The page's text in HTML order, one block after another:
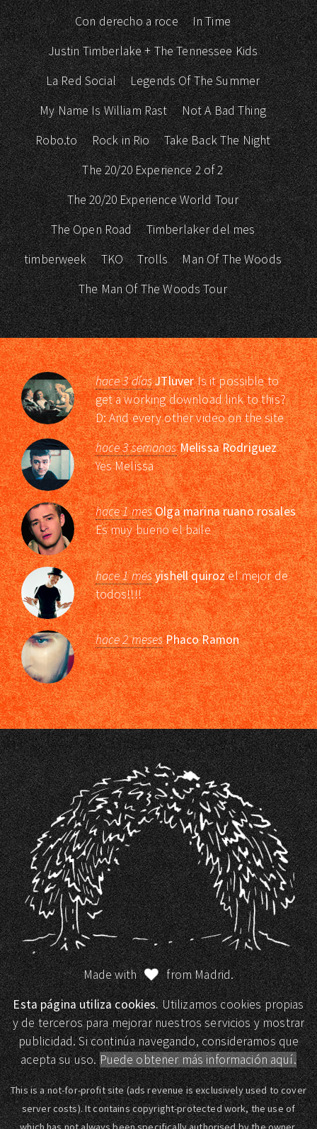
Con derecho a roce
In Time
Justin Timberlake + The Tennessee Kids
La Red Social
Legends Of The Summer
My Name Is William Rast
Not A Bad Thing
Robo.to
Rock in Rio
Take Back The Night
The 20/20 Experience 2 of 2
The 20/20 Experience World Tour
The Open Road
Timberlaker del mes
timberweek
TKO Trolls
Man Of The Woods
The Man Of The Woods Tour
hace 3 díasJTluverIs it possible to
get a working download link to this?
D: And every other video on the site
hace 3 semanasMelissa Rodriguez
Yes Melissa
hace 1 mesOlga marina ruano rosales
Es muy bueno el baile
hace 1 mesyishell quirozel mejor de
todos!!!!
hace 2 mesesPhaco Ramon
Made with
from Madrid.
Esta página utiliza cookies.Utilizamos cookies propias
y de terceros para mejorar nuestros servicios y mostrar
publicidad. Si continúa navegando, consideramos que
acepta su uso.Puede obtener más información aquí.
This is a not-for-profit site (ads revenue is exclusively used to cover
server costs). It contains copyright-protected work, the use of